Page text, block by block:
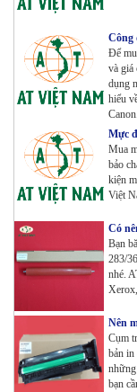
HÃNG_ USA
Máy
Tham Khảo
Máy
Tham Khảo
Máy in
Tham Khảo
Máy in
Wifi
Tham Khảo
Máy in
Wifi
Công
Để
và giá
dụng
hiểu
Canon.
Mực
Mua
bảo
kiện
Việt
Có
Bạn
283/
nhé.
Nên
Cụm
bản in
bạn